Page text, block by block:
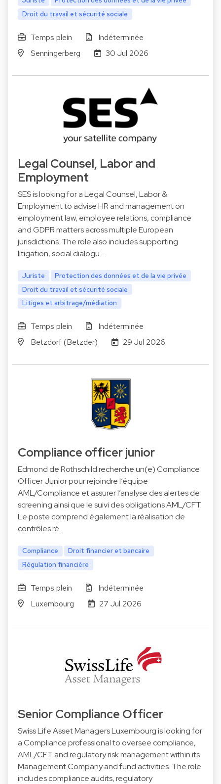
Droit du travail et sécurité sociale
Temps plein
Indéterminée
Senningerberg
30 Jul 2026
Legal Counsel, Labor and
Employment
SES is looking for a Legal Counsel, Labor &
Employment to advise HR and management on
employment law, employee relations, compliance
and GDPR matters across multiple European
jurisdictions. The role also includes supporting
litigation, social dialogu…
Juriste
Protection des données et de la vie privée
Droit du travail et sécurité sociale
Litiges et arbitrage/médiation
Temps plein
Indéterminée
Betzdorf (Betzder)
29 Jul 2026
Compliance officer junior
Edmond de Rothschild recherche un(e) Compliance
Officer Junior pour rejoindre l’équipe
AML/Compliance et assurer l’analyse des alertes de
screening ainsi que le suivi des obligations AML/CFT.
Le poste comprend également la réalisation de
contrôles ré…
Compliance
Droit financier et bancaire
Régulation financière
Temps plein
Indéterminée
Luxembourg
27 Jul 2026
Senior Compliance Officer
Swiss Life Asset Managers Luxembourg is looking for
a Compliance professional to oversee compliance,
AML/CFT and regulatory risk management within its
Management Company and fund activities. The role
includes compliance audits, regulatory